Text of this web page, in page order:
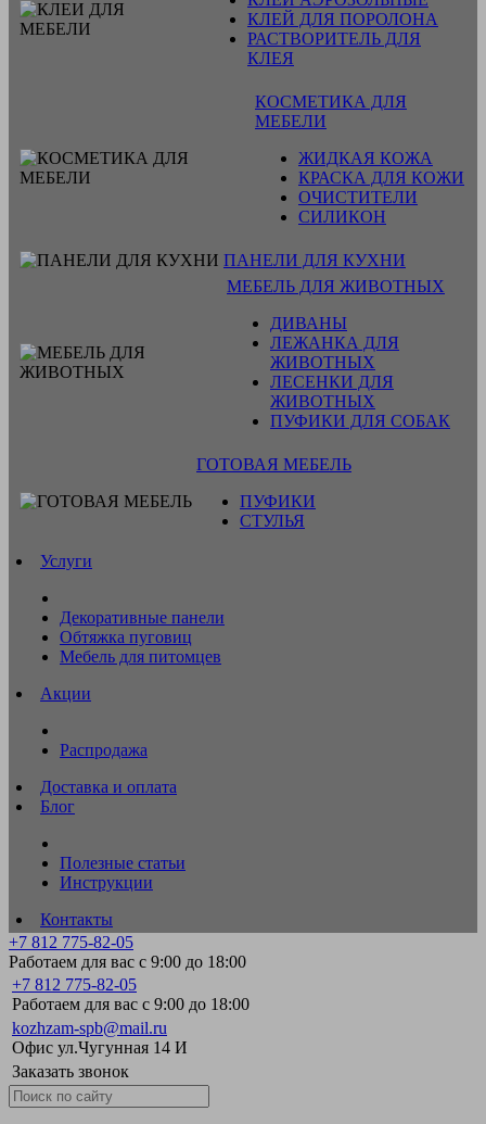
КЛЕЙ ДЛЯ ПОРОЛОНА
РАСТВОРИТЕЛЬ ДЛЯ
КЛЕЯ
КОСМЕТИКА ДЛЯ
МЕБЕЛИ
ЖИДКАЯ КОЖА
КРАСКА ДЛЯ КОЖИ
ОЧИСТИТЕЛИ
СИЛИКОН
ПАНЕЛИ ДЛЯ КУХНИ
МЕБЕЛЬ ДЛЯ ЖИВОТНЫХ
ДИВАНЫ
ЛЕЖАНКА ДЛЯ
ЖИВОТНЫХ
ЛЕСЕНКИ ДЛЯ
ЖИВОТНЫХ
ПУФИКИ ДЛЯ СОБАК
ГОТОВАЯ МЕБЕЛЬ
ПУФИКИ
СТУЛЬЯ
Услуги
Декоративные панели
Обтяжка пуговиц
Мебель для питомцев
Акции
Распродажа
Доставка и оплата
Блог
Полезные статьи
Инструкции
Контакты
+7 812 775-82-05
Работаем для вас с 9:00 до 18:00
+7 812 775-82-05
Работаем для вас с 9:00 до 18:00
kozhzam-spb@mail.ru
Офис ул.Чугунная 14 И
Заказать звонок